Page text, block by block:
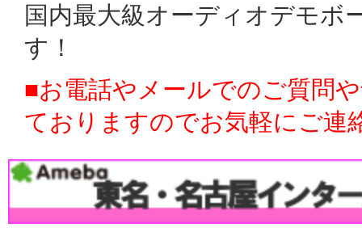
国内最大級オーディオデモボ
す！
■お電話やメールでのご質問
ておりますのでお気軽にご連